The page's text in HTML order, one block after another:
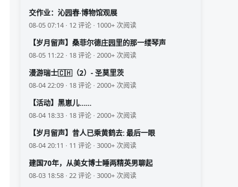
交作业：沁园春·博物馆观展
08-05 07:14 · 12 评论 · 1000+ 次阅读
【岁月留声】桑菲尔德庄园里的那一缕琴声
08-05 11:22 · 18 评论 · 2000+ 次阅读
漫游瑞士🇨🇭（2）- 圣莫里茨
08-04 22:09 · 18 评论 · 2000+ 次阅读
【活动】黑崽儿……
08-04 18:33 · 18 评论 · 2000+ 次阅读
【岁月留声】昔人已乘黄鹤去: 最后一眼
08-04 20:11 · 11 评论 · 3000+ 次阅读
建国70年，从美女博士睡两精英男聊起
08-03 18:58 · 22 评论 · 3000+ 次阅读